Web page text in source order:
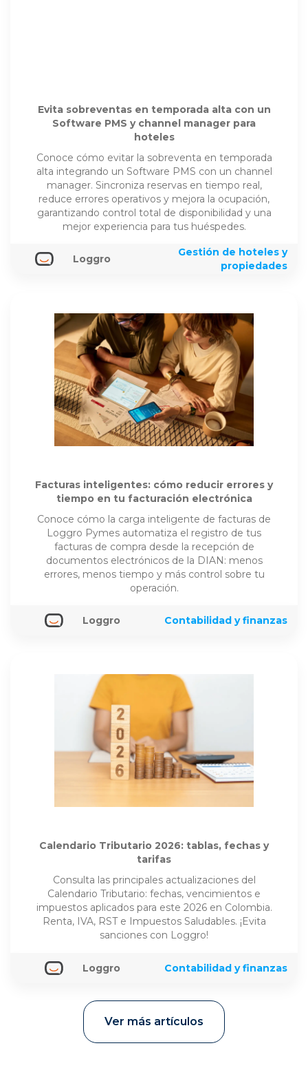
Evita sobreventas en temporada alta con un
Software PMS y channel manager para
hoteles
Conoce cómo evitar la sobreventa en temporada
alta integrando un Software PMS con un channel
manager. Sincroniza reservas en tiempo real,
reduce errores operativos y mejora la ocupación,
garantizando control total de disponibilidad y una
mejor experiencia para tus huéspedes.
Loggro
Gestión de hoteles y
propiedades
Facturas inteligentes: cómo reducir errores y
tiempo en tu facturación electrónica
Conoce cómo la carga inteligente de facturas de
Loggro Pymes automatiza el registro de tus
facturas de compra desde la recepción de
documentos electrónicos de la DIAN: menos
errores, menos tiempo y más control sobre tu
operación.
Loggro Contabilidad y finanzas
Calendario Tributario 2026: tablas, fechas y
tarifas
Consulta las principales actualizaciones del
Calendario Tributario: fechas, vencimientos e
impuestos aplicados para este 2026 en Colombia.
Renta, IVA, RST e Impuestos Saludables. ¡Evita
sanciones con Loggro!
Loggro Contabilidad y finanzas
Ver más artículos